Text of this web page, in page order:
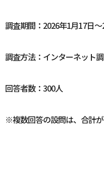
調査期間：2026年1月17日〜
調査方法：インターネット
回答者数：300人
※複数回答の設問は、合計